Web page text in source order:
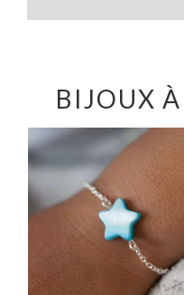
BIJOUX